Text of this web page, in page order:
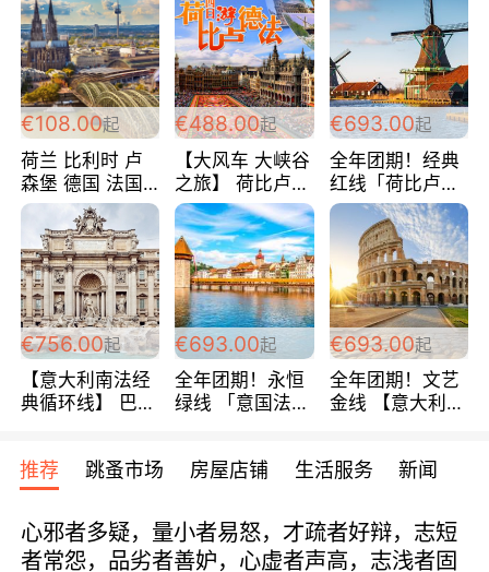
€108.00起
荷兰 比利时 卢
森堡 德国 法国
超爽玩遍西欧 循
环线 全程四星宾
馆 108欧/人/天
€488.00起
【大风车 大峡谷
之旅】 荷比卢德
法 巴黎上下 经
典五国四日游
488欧/人
€693.00起
全年团期！经典
红线「荷比卢德
法」七天循环 五
国 仅售99欧/人/
天！巴黎上下！
包拼房~
€756.00起
【意大利南法经
典循环线】 巴黎
宾馆 108欧/天起
全程756欧/位
€693.00起
全年团期！永恒
绿线 「意国法
欧/天起 ~包拼房
€693.00起
全年团期！文艺
金线 【意大利一
每周铁发！
推荐 跳蚤市场 房屋店铺 生活服务 新闻
心邪者多疑，量小者易怒，才疏者好辩，志短
者常怨，品劣者善妒，心虚者声高，志浅者固